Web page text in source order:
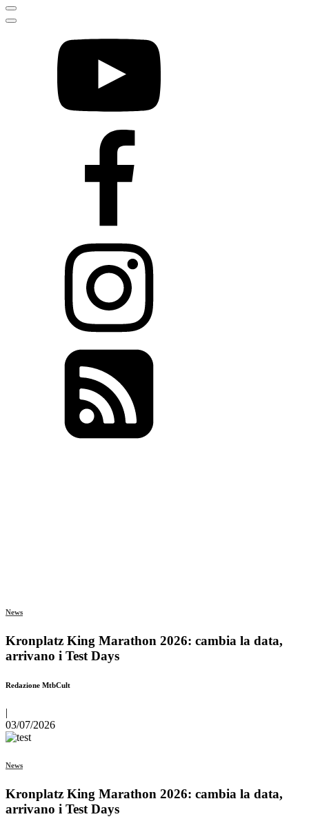
News
Kronplatz King Marathon 2026: cambia la data,
arrivano i Test Days
Redazione MtbCult
|
03/07/2026
News
Kronplatz King Marathon 2026: cambia la data,
arrivano i Test Days